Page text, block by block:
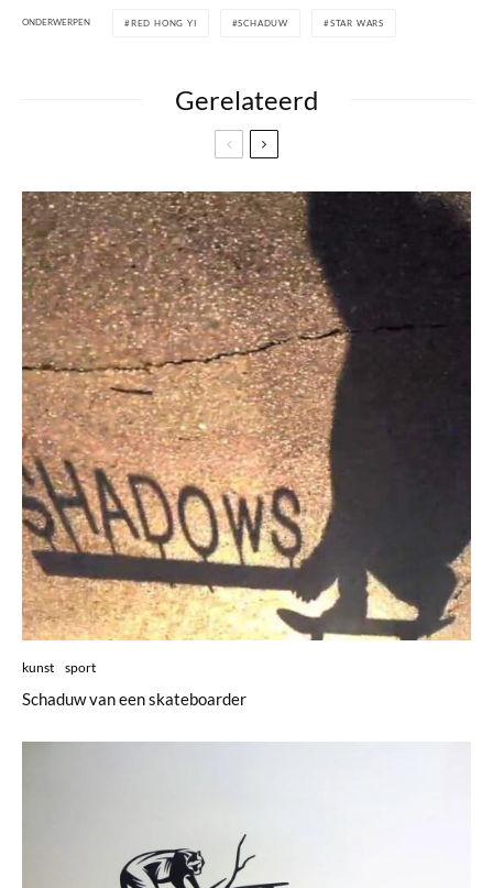
ONDERWERPEN RED HONG YI SCHADUW STAR WARS
Gerelateerd
kunst sport
Schaduw van een skateboarder